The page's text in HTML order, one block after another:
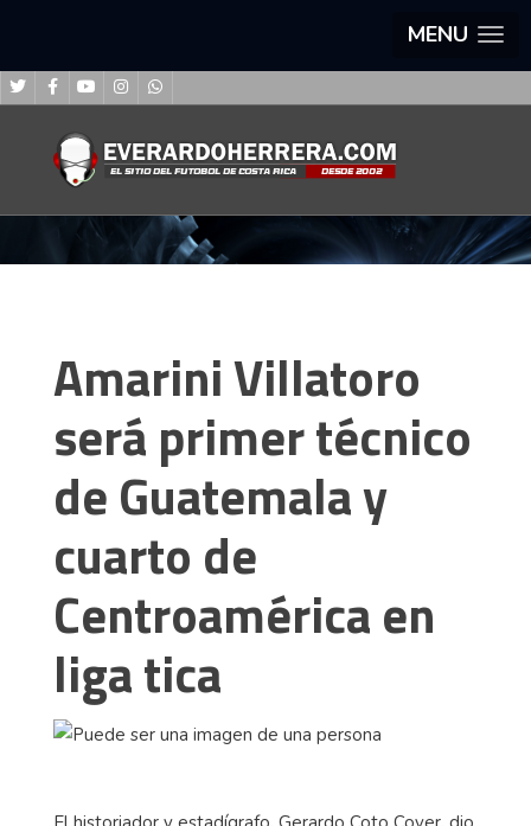
MENU
Amarini Villatoro
será primer técnico
de Guatemala y
cuarto de
Centroamérica en
liga tica